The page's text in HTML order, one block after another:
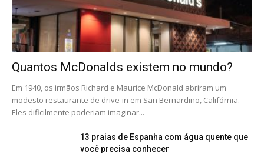
Quantos McDonalds existem no mundo?
Em 1940, os irmãos Richard e Maurice McDonald abriram um
modesto restaurante de drive-in em San Bernardino, Califórnia.
Eles dificilmente poderiam imaginar...
13 praias de Espanha com água quente que
você precisa conhecer